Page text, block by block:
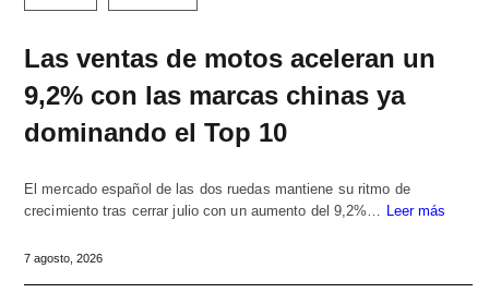
Las ventas de motos aceleran un
9,2% con las marcas chinas ya
dominando el Top 10
El mercado español de las dos ruedas mantiene su ritmo de
crecimiento tras cerrar julio con un aumento del 9,2%… Leer más
7 agosto, 2026